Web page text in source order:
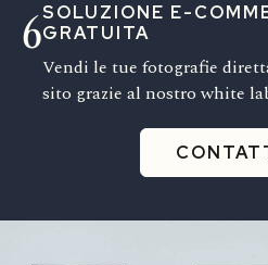
6SOLUZIONE E-
GRATUITA
Vendi le tue fotografie
sito grazie al nostro white